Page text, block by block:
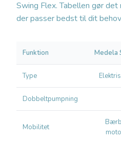
Swing Flex. Tabellen gør
der passer bedst til dit
Funktion Medela
Type
Dobbeltpumpning
Mobilitet